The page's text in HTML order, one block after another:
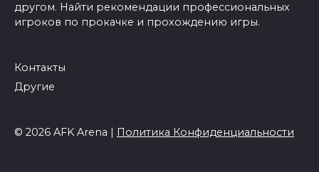
другом. Найти рекомендации профессиональных
игроков по прокачке и прохождению игры.
Контакты
Другие
© 2026 AFK Arena | Политика Конфиденциальности